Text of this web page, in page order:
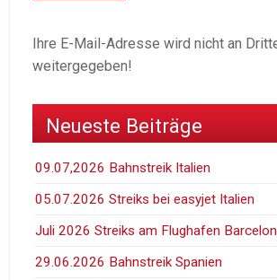
Ihre E-Mail-Adresse wird nicht an
weitergegeben!
Neueste Beiträge
09.07,2026 Bahnstreik Italien
05.07.2026 Streiks bei easyjet Italien
Juli 2026 Streiks am Flughafen
29.06.2026 Bahnstreik Spanien